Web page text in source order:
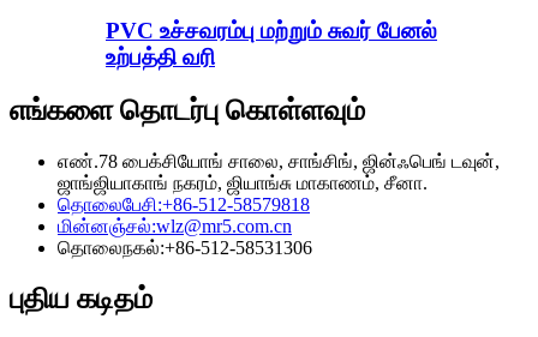
PVC உச்சவரம்பு மற்றும் சுவர் பேனல்
உற்பத்தி வரி
எங்களை தொடர்பு கொள்ளவும்
எண்.78 பைக்சியோங் சாலை, சாங்சிங், ஜின்ஃபெங் டவுன்,
ஜாங்ஜியாகாங் நகரம், ஜியாங்சு மாகாணம், சீனா.
தொலைபேசி:+86-512-58579818
மின்னஞ்சல்:wlz@mr5.com.cn
தொலைநகல்:+86-512-58531306
புதிய கடிதம்